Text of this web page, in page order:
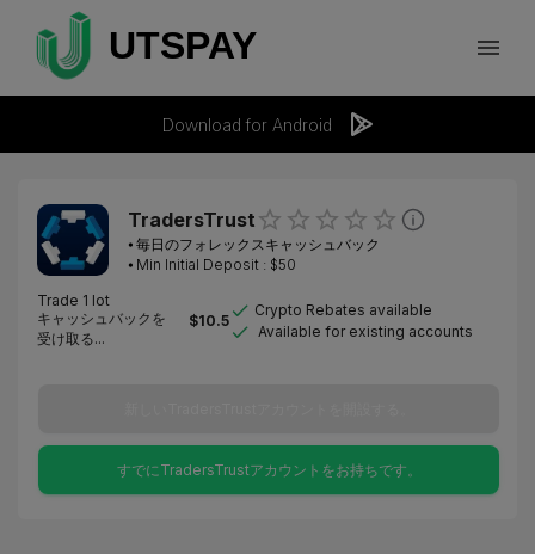
Download for Android
TradersTrust
⦁ 毎日のフォレックスキャッシュバック
⦁ Min Initial Deposit : $50
Trade 1 lot
キャッシュバックを
受け取る...
$10.5
Crypto Rebates available
Available for existing accounts
すでにTradersTrustアカウントをお持ちです。